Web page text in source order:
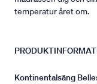
temperatur året om.
Kontinentalsäng